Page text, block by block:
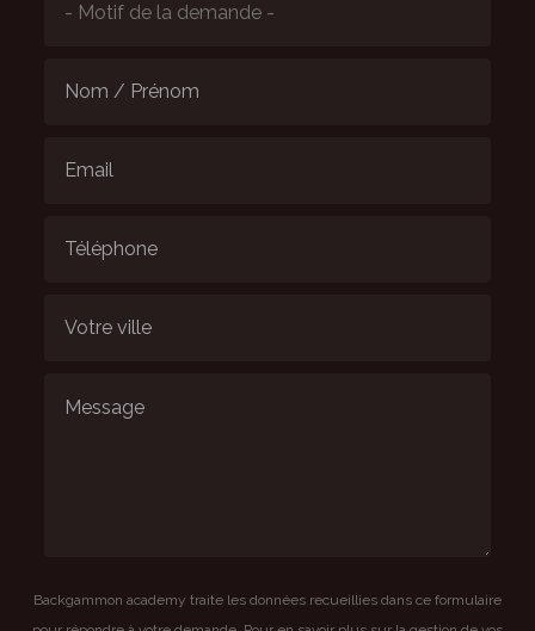
Backgammon academy traite les données recueillies dans ce formulaire